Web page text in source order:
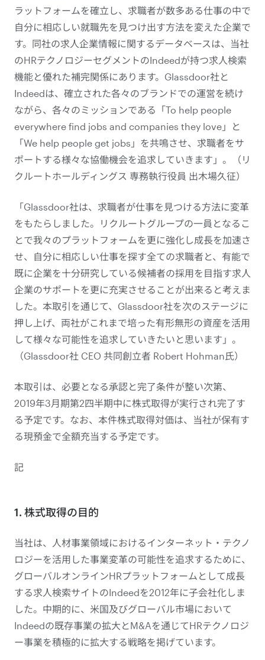
ラットフォームを確立し、求職者が数多ある仕事の中で
自分に相応しい就職先を見つけ出す方法を変えた企業で
す。同社の求人企業情報に関するデータベースは、当社
のHRテクノロジーセグメントのIndeedが持つ求人検索
機能と優れた補完関係にあります。Glassdoor社と
Indeedは、確立された各々のブランドでの運営を続け
ながら、各々のミッションである「To help people
everywhere find jobs and companies they love」と
「We help people get jobs」を共鳴させ、求職者をサ
ポートする様々な協働機会を追求していきます」。（リ
クルートホールディングス 専務執行役員 出木場久征）
「Glassdoor社は、求職者が仕事を見つける方法に変革
をもたらしました。リクルートグループの一員となるこ
とで我々のプラットフォームを更に強化し成長を加速さ
せ、自分に相応しい仕事を探す全ての求職者と、有能で
既に企業を十分研究している候補者の採用を目指す求人
企業のサポートを更に充実させることが出来ると考えま
した。本取引を通じて、Glassdoor社を次のステージに
押し上げ、両社がこれまで培った有形無形の資産を活用
して様々な可能性を追求していきたいと思います」。
（Glassdoor社 CEO 共同創立者 Robert Hohman氏）
本取引は、必要となる承認と完了条件が整い次第、
2019年3月期第2四半期中に株式取得が実行され完了す
る予定です。なお、本件株式取得対価は、当社が保有す
る現預金で全額充当する予定です。
記
1. 株式取得の目的
当社は、人材事業領域におけるインターネット・テクノ
ロジーを活用した事業変革の可能性を追求するために、
グローバルオンラインHRプラットフォームとして成長
する求人検索サイトのIndeedを2012年に子会社化しま
した。中期的に、米国及びグローバル市場において
Indeedの既存事業の拡大とM&Aを通じてHRテクノロジ
ー事業を積極的に拡大する戦略を掲げています。